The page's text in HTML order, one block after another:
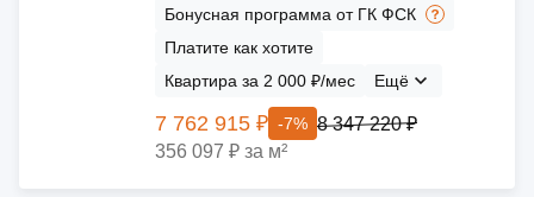
Бонусная программа от ГК ФСК
Платите как хотите
Квартира за 2 000 ₽/мес
Ещё
7 762 915 ₽ -7% 8 347 220 ₽
356 097 ₽ за м²